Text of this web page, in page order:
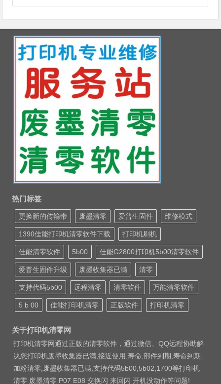
热门标签
更换新的传输带 废墨清零 爱普生固件 维修模式
1390佳能打印机清零软件下载 打印机刷机
佳能清零软件 5b00 佳能G2800打印机5b00清零软件
爱普生固件升级 废墨收集器已满 清零
支持代码5b00 远程清零 清零软件 万能清零软件
5 b 00 佳能打印机清零 正版软件 打印机清零
关于打印机清零网
打印机清零网通过正版的清零软件，通过微信、QQ远程协助解
决您打印机废墨收集器已满,接近使用,寿命,部件到期,寿命到期,
加粉清零,废墨收集器已满,支持代码5b00,5b02,1700等打印机
清零 废墨清零 P07 E08 交换闪 来回闪 开机没动作等问题!